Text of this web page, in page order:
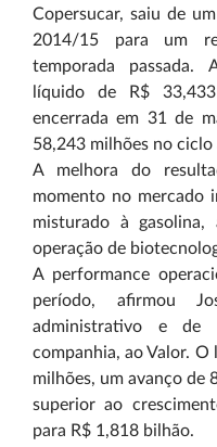
Copersucar, saiu de
2014/15 para um
temporada passada.
líquido de R$
encerrada em 31 de
58,243 milhões no ciclo
A melhora do
momento no mercado
misturado à gasolina,
operação de
A performance
período, afirmou
administrativo e de
companhia, ao Valor.
milhões, um avanço de
superior ao
para R$ 1,818 bilhão.